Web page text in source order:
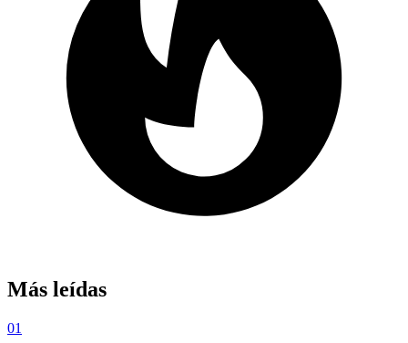
Más leídas
01